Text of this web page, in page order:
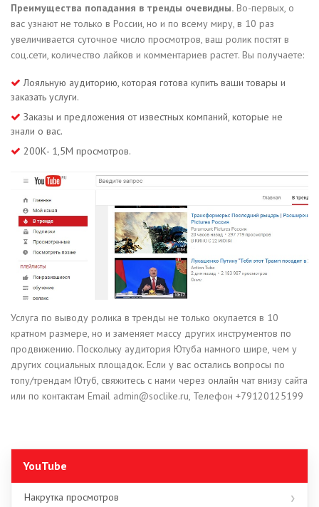
Преимущества попадания в тренды очевидны. Во-первых, о
вас узнают не только в России, но и по всему миру, в 10 раз
увеличивается суточное число просмотров, ваш ролик постят в
соц.сети, количество лайков и комментариев растет. Вы получаете:
Лояльную аудиторию, которая готова купить ваши товары и
заказать услуги.
Заказы и предложения от известных компаний, которые не
знали о вас.
200К- 1,5М просмотров.
Услуга по выводу ролика в тренды не только окупается в 10
кратном размере, но и заменяет массу других инструментов по
продвижению. Поскольку аудитория Ютуба намного шире, чем у
других социальных площадок. Если у вас остались вопросы по
топу/трендам Ютуб, свяжитесь с нами через онлайн чат внизу сайта
или по контактам Email admin@soclike.ru, Телефон +79120125199
YouTube
Накрутка просмотров